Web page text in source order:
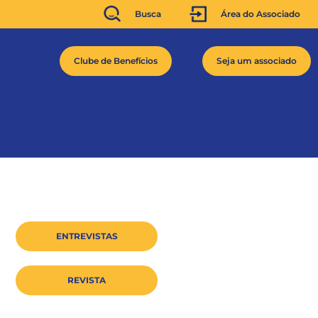
Busca Área do Associado
Clube de Benefícios Seja um associado
ENTREVISTAS
REVISTA